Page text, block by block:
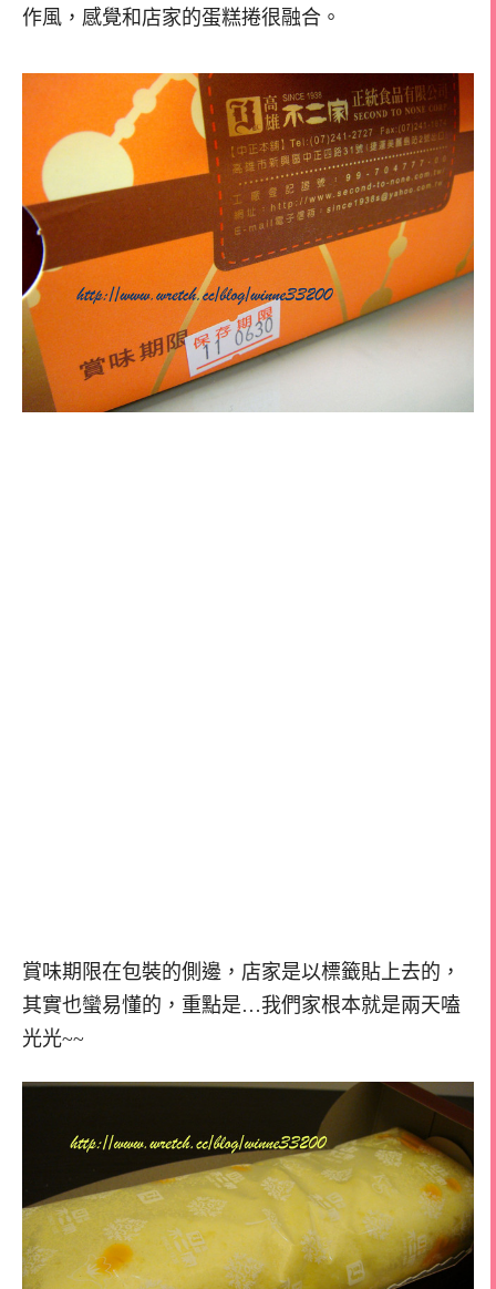
作風，感覺和店家的蛋糕捲很融合。
賞味期限在包裝的側邊，店家是以標籤貼上去的，
其實也蠻易懂的，重點是…我們家根本就是兩天嗑
光光~~